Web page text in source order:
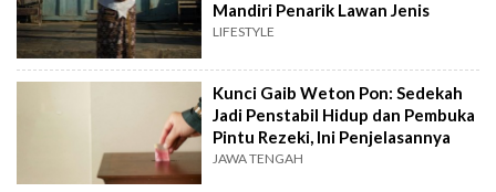
Mandiri Penarik Lawan Jenis
LIFESTYLE
Kunci Gaib Weton Pon: Sedekah
Jadi Penstabil Hidup dan Pembuka
Pintu Rezeki, Ini Penjelasannya
JAWA TENGAH